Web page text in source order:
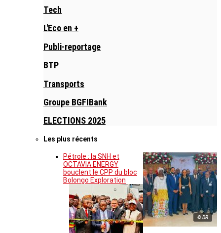
Tech
L'Eco en +
Publi-reportage
BTP
Transports
Groupe BGFIBank
ELECTIONS 2025
Les plus récents
© DR
Pétrole : la SNH et
OCTAVIA ENERGY
bouclent le CPP du bloc
Bolongo Exploration